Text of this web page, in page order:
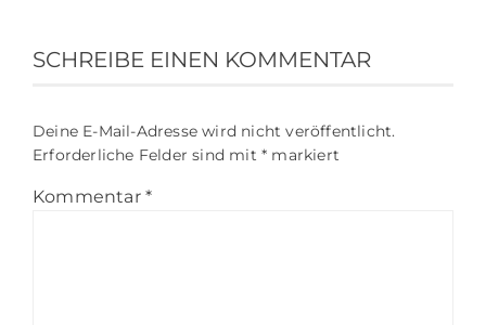
SCHREIBE EINEN KOMMENTAR
Deine E-Mail-Adresse wird nicht veröffentlicht.
Erforderliche Felder sind mit * markiert
Kommentar *